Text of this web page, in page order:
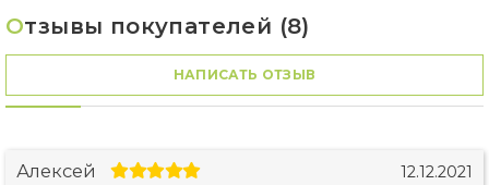
Отзывы покупателей (8)
НАПИСАТЬ ОТЗЫВ
Алексей 12.12.2021